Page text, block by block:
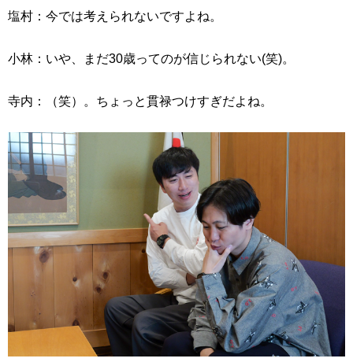
塩村：今では考えられないですよね。
小林：いや、まだ30歳ってのが信じられない(笑)。
寺内：（笑）。ちょっと貫禄つけすぎだよね。